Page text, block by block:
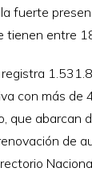
fuerte
entre
registra
con más de
que abarcan
de